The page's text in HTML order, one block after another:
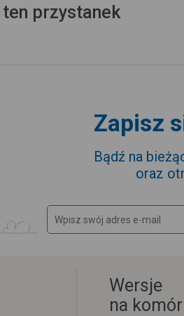
ten przystanek
Zapisz
Bądź na
oraz
Wersje
na